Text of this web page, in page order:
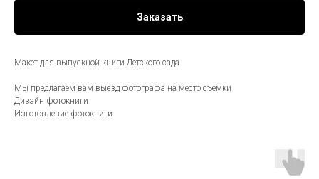
Заказать
Макет для выпускной книги Детского сада
Мы предлагаем вам выезд фотографа на место съемки
Дизайн фотокниги
Изготовление фотокниги